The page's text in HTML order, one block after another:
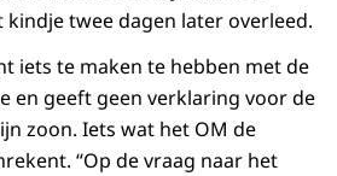
twee dagen later overleed.
iets te maken te hebben met de
en geeft geen verklaring voor de
zoon. Iets wat het OM de
“Op de vraag naar het